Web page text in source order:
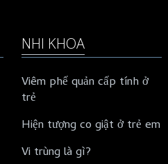
NHI KHOA
Viêm phế quản cấp tính ở
trẻ
Hiện tượng co giật ở trẻ em
Vi trùng là gì?